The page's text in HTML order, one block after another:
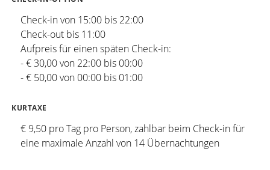
Check-in von 15:00 bis 22:00
Check-out bis 11:00
Aufpreis für einen späten Check-in:
- € 30,00 von 22:00 bis 00:00
- € 50,00 von 00:00 bis 01:00
KURTAXE
€ 9,50 pro Tag pro Person, zahlbar beim Check-in für
eine maximale Anzahl von 14 Übernachtungen